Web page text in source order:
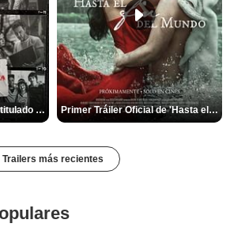
Primer Tráiler Oficial Subtitulado de 'Una última aventura: Detrás de cámaras de Stranger Things 5' Primer Tráiler Oficial de 'Hasta el fin del mundo'
Trailers más recientes